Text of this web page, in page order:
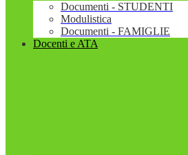
Documenti - STUDENTI
Modulistica
Documenti - FAMIGLIE
Docenti e ATA